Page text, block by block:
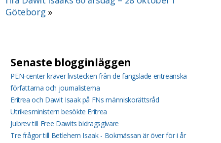
Göteborg »
Senaste blogginläggen
PEN-center kräver livstecken från de fängslade eritreanska
författarna och journalisterna
Eritrea och Dawit Isaak på FNs människorättsråd
Utrikesministern besökte Eritrea
Julbrev till Free Dawits bidragsgivare
Tre frågor till Betlehem Isaak - Bokmässan är över för i år